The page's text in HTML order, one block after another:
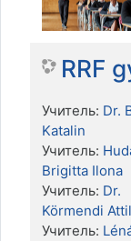
RRF
Учитель: Dr.
Katalin
Учитель:
Brigitta Ilona
Учитель: Dr.
Körmendi
Учитель: